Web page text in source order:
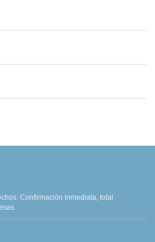
Confirmación inmediata, total